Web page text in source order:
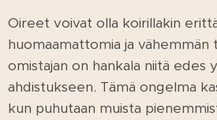
Oireet voivat olla koirillakin
huomaamattomia ja
omistajan on hankala niitä edes
ahdistukseen. Tämä ongelma
kun puhutaan muista